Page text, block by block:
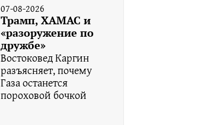
07-08-2026
Трамп, ХАМАС и
«разоружение по
дружбе»
Востоковед Каргин
разъясняет, почему
Газа останется
пороховой бочкой